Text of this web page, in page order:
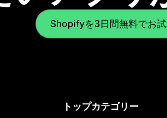
Shopifyを3日間無料でお
トップカテゴリー